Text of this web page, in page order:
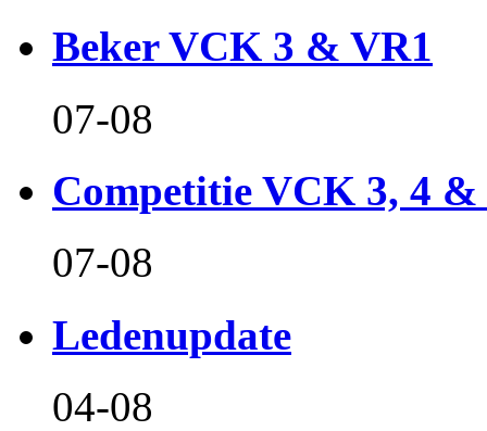
Beker VCK 3 & VR1
07-08
Competitie VCK 3, 4 &
07-08
Ledenupdate
04-08